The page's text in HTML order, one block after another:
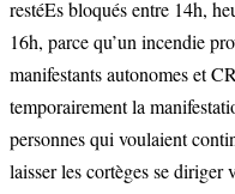
restéEsbloqués entre 14h,
16h, parce qu’un incendie
manifestants autonomes et
temporairement la
personnes qui voulaient
laisser les cortèges se diriger